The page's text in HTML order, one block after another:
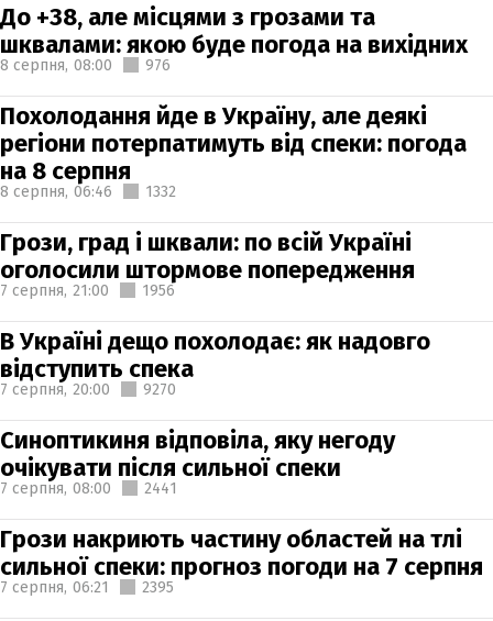
До +38, але місцями з грозами та
шквалами: якою буде погода на вихідних
8 серпня, 08:00 976
Похолодання йде в Україну, але деякі
регіони потерпатимуть від спеки: погода
на 8 серпня
8 серпня, 06:46 1332
Грози, град і шквали: по всій Україні
оголосили штормове попередження
7 серпня, 21:00 1956
В Україні дещо похолодає: як надовго
відступить спека
7 серпня, 20:00 9270
Синоптикиня відповіла, яку негоду
очікувати після сильної спеки
7 серпня, 08:00 2441
Грози накриють частину областей на тлі
сильної спеки: прогноз погоди на 7 серпня
7 серпня, 06:21 2395